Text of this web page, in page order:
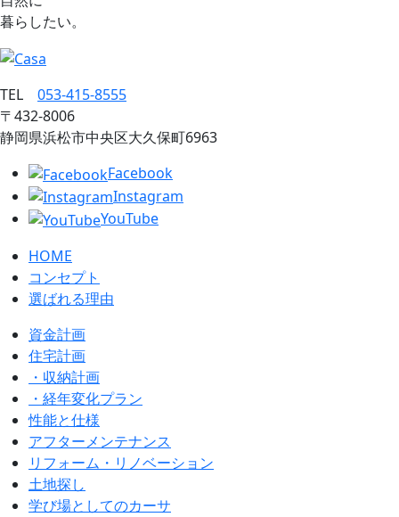
暮らしたい。
TEL 053‐415‐8555
〒432‐8006
静岡県浜松市中央区大久保町6963
Facebook
Instagram
YouTube
HOME
コンセプト
選ばれる理由
資金計画
住宅計画
・収納計画
・経年変化プラン
性能と仕様
アフターメンテナンス
リフォーム・リノベーション
土地探し
学び場としてのカーサ